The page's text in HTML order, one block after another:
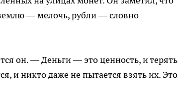
— мелочь, рубли — словно
он. — Деньги — это ценность, и терять
и никто даже не пытается взять их. Это